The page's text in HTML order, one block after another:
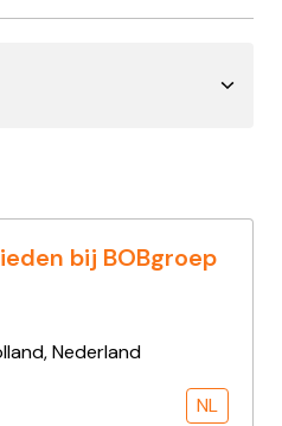
bij BOBgroep
,Nederland
NL